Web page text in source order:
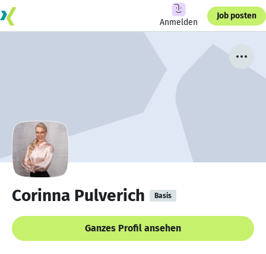
Anmelden
Job posten
Corinna Pulverich Basis
Ganzes Profil ansehen